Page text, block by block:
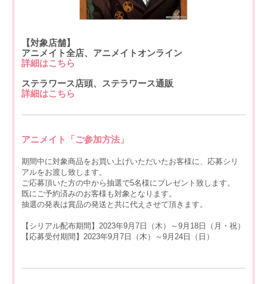
【対象店舗】
アニメイト全店、アニメイトオンライン
詳細はこちら
ステラワース店頭、ステラワース通販
詳細はこちら
アニメイト「ご参加方法」
期間中に対象商品をお買い上げいただいたお客様に、応募シリ
アルをお渡し致します。
ご応募頂いた方の中から抽選で5名様にプレゼント致します。
既にご予約済みのお客様も対象となります。
抽選の発表は賞品の発送と共に代えさせて頂きます。
【シリアル配布期間】2023年9月7日（木）～9月18日（月・祝）
【応募受付期間】2023年9月7日（木）～9月24日（日）